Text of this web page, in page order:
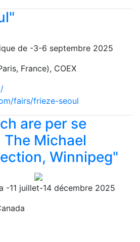
de -3-6 septembre 2025
France), COEX
fairs/frieze-seoul
are per se
Michael
Winnipeg"
-11 juillet-14 décembre 2025